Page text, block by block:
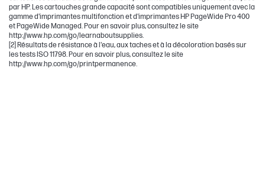
par HP. Les cartouches grande capacité sont compatibles uniquement avec la
gamme d'imprimantes multifonction et d'imprimantes HP PageWide Pro 400
et PageWide Managed. Pour en savoir plus, consultez le site
http://www.hp.com/go/learnaboutsupplies.
[2] Résultats de résistance à l'eau, aux taches et à la décoloration basés sur
les tests ISO 11798. Pour en savoir plus, consultez le site
http://www.hp.com/go/printpermanence.